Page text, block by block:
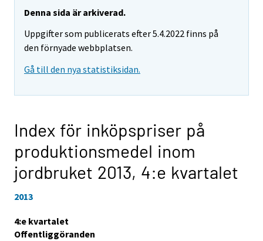
Denna sida är arkiverad.
Uppgifter som publicerats efter 5.4.2022 finns på
den förnyade webbplatsen.
Gå till den nya statistiksidan.
Index för inköpspriser på
produktionsmedel inom
jordbruket 2013, 4:e kvartalet
2013
4:e kvartalet
Offentliggöranden